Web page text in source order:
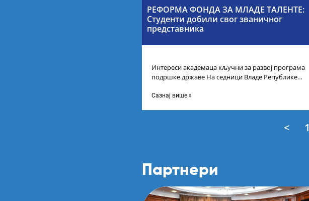
РЕФОРМА ФОНДА ЗА МЛАДЕ ТАЛЕНТЕ:
Студенти добили свог званичног
представника
Интереси академаца кључни за развој програма
подршке државе На седници Владе Републике
Сазнај више »
< 1
Партнери